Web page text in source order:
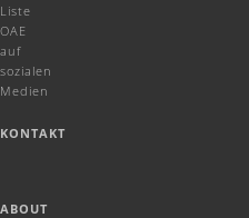
Liste
OAE
auf
sozialen
Medien
KONTAKT
ABOUT